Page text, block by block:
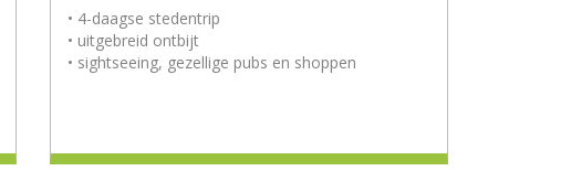
• 4-daagse stedentrip
• uitgebreid ontbijt
• sightseeing, gezellige pubs en shoppen